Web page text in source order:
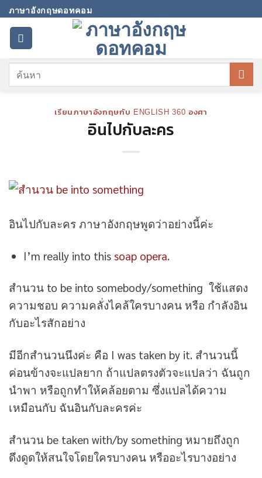
Skip
content
ภาษาอังกฤษดอทคอม
เรียนภาษาอังกฤษกับ ENGLISH 360 องศา
อินไปกับละคร
อินไปกับละคร ภาษาอังกฤษพูดว่าอย่างนี้ค่ะ
I’m really into this soap opera.
สำนวน to be into somebody/something ใช้แสดง
ความชอบ ความคลั่งไคล้ใครบางคน หรือ กำลังอิน
กับอะไรสักอย่าง
มีอีกสำนวนนึงค่ะ คือ I was taken by it. สำนวนนี้
ค่อนข้างจะแปลยาก ถ้าแปลตรงตัวจะแปลว่า ฉันถูก
นำพา หรือถูกทำให้คล้อยตาม ซึ่งแปลได้ความ
เหมือนกับ ฉันอินกับละครค่ะ
สำนวน be taken with/by something หมายถึงถูก
ดึงดูดให้สนใจโดยใครบางคน หรืออะไรบางอย่าง